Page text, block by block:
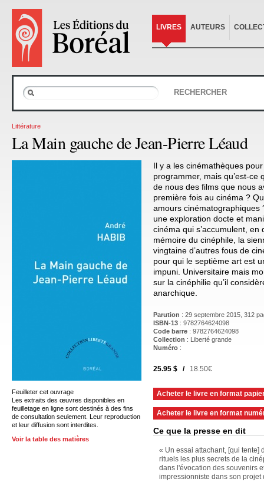
LIVRES AUTEURS
RECHERCHER
Littérature
La Main gauche de Jean-Pierre Léaud
Feuilleter cet ouvrage
Les extraits des œuvres disponibles en
feuilletage en ligne sont destinés à des fins
de consultation seulement. Leur reproduction
et leur diffusion sont interdites.
Voir la table des matières
Il y a les cinémathèques
programmer, mais qu’est-ce
de nous des films que nous
première fois au cinéma ?
amours cinématographiques
une exploration docte et
cinéma qui s’accumulent, en
mémoire du cinéphile, la
vingtaine d’autres fous de
pour qui le septième art est
impuni. Universitaire mais
sur la cinéphilie qu’il
anarchique.
Parution : 29 septembre 2015, 312
ISBN-13 : 9782764624098
Code barre : 9782764624098
Collection : Liberté grande
Numéro :
25.95 $ /18.50€
Acheter le livre en format
Acheter le livre en format
Ce que la presse en dit
« Un essai attachant, [qui tente]
rituels les plus secrets de la
dans l'évocation des souvenirs
impressionniste dans son projet